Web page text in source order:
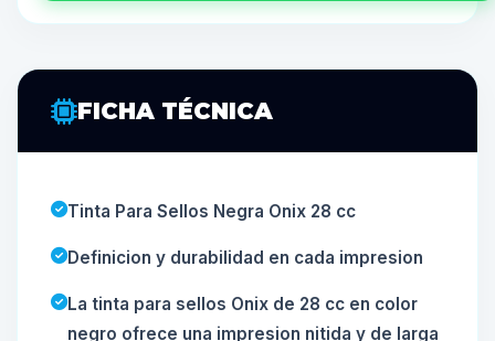
FICHA TÉCNICA
Tinta Para Sellos Negra Onix 28 cc
Definicion y durabilidad en cada impresion
La tinta para sellos Onix de 28 cc en color
negro ofrece una impresion nitida y de larga